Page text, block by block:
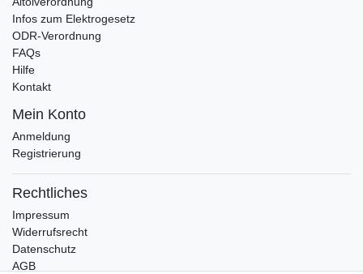
Infos zum Elektrogesetz
ODR-Verordnung
FAQs
Hilfe
Kontakt
Mein Konto
Anmeldung
Registrierung
Rechtliches
Impressum
Widerrufsrecht
Datenschutz
AGB